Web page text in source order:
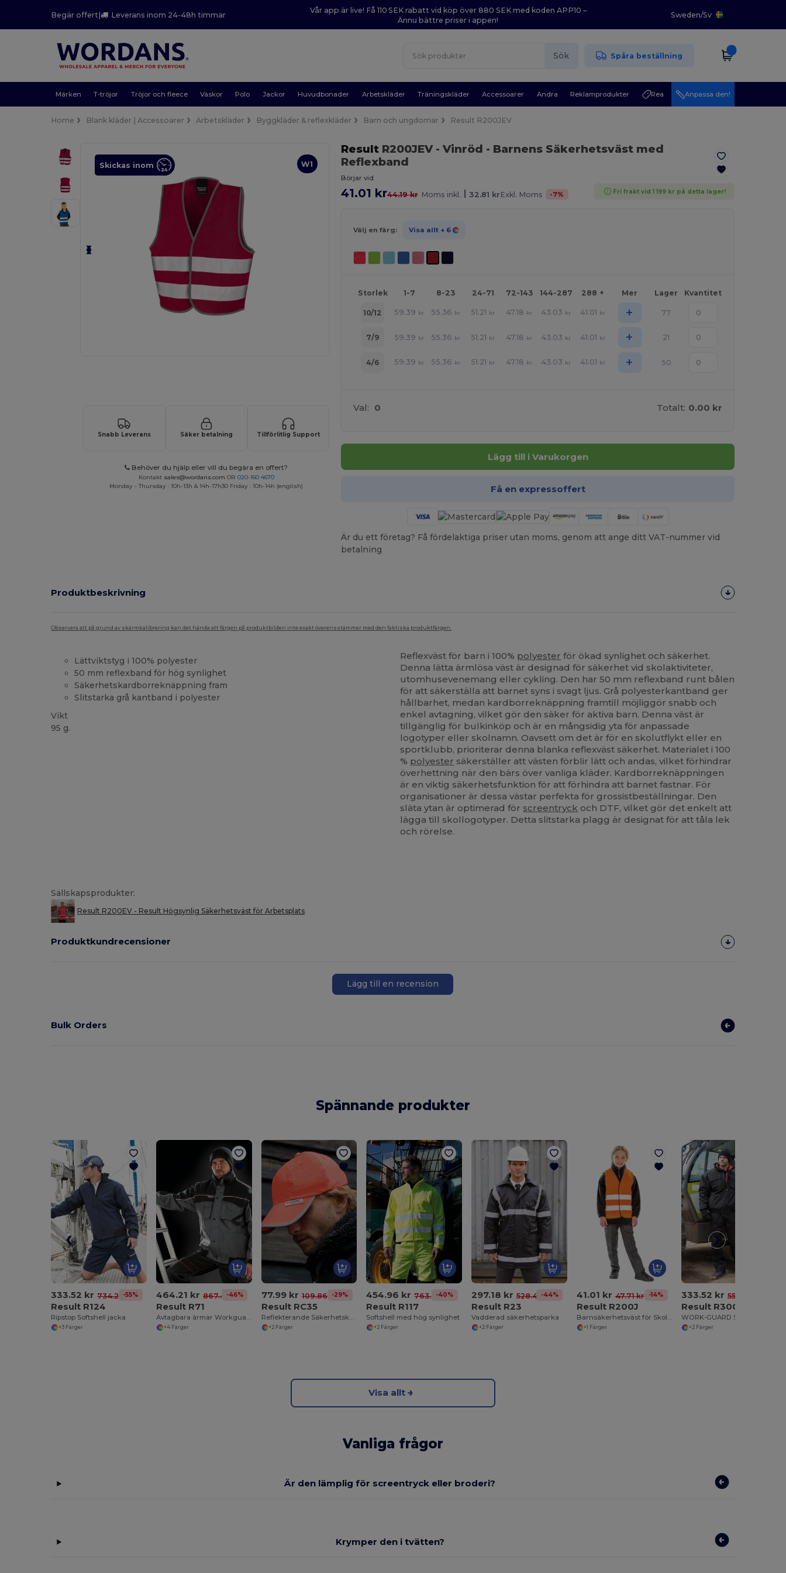
Begär offert| Leverans inom 24-48h timmar
Vår app är live! Få 110 SEK rabatt vid köp över 880 SEK med koden APP10 –
Ännu bättre priser i appen!
Sweden/Sv
Sök Spåra beställning
Märken T-tröjor Tröjor och fleece Väskor Polo Jackor Huvudbonader Arbetskläder Träningskläder Accessoarer Andra Reklamprodukter Rea Anpassa den!
Home Blank kläder | Accessoarer Arbetskläder Byggkläder & reflexkläder Barn och ungdomar Result R200JEV
W1
Skickas inom
Snabb Leverans Säker betalning Tillförlitlig Support
Behöver du hjälp eller vill du begära en offert?
Kontakt sales@wordans.com OR 020-160 4670
Monday - Thursday : 10h-13h & 14h-17h30 Friday : 10h-14h (english)
ResultR200JEV - Vinröd - Barnens Säkerhetsväst med
Reflexband
Börjar vid
41.01 kr44.19 kr Moms inkl. | 32.81 kr Exkl. Moms -7% Fri frakt vid 1 199 kr på detta lager!
Välj en färg: Visa allt + 6
Storlek 1-7 8-23 24-71 72-143 144-287 288 + Mer Lager Kvantitet
10/12 59.39 kr 55.36 kr 51.21 kr 47.18 kr 43.03 kr 41.01 kr + 77
7/9 59.39 kr 55.36 kr 51.21 kr 47.18 kr 43.03 kr 41.01 kr + 21
4/6 59.39 kr 55.36 kr 51.21 kr 47.18 kr 43.03 kr 41.01 kr + 50
Val: 0 Totalt: 0.00 kr
Lägg till i Varukorgen
Få en expressoffert
Är du ett företag? Få fördelaktiga priser utan moms, genom att ange ditt VAT-nummer vid
betalning
Produktbeskrivning
Observera att på grund av skärmkalibrering kan det hända att färgen på produktbilden inte exakt överensstämmer med den faktiska produktfärgen.
Lättviktstyg i 100% polyester
50 mm reflexband för hög synlighet
Säkerhetskardborreknäppning fram
Slitstarka grå kantband i polyester
Vikt
95 g.
Reflexväst för barn i 100% polyester för ökad synlighet och säkerhet.
Denna lätta ärmlösa väst är designad för säkerhet vid skolaktiviteter,
utomhusevenemang eller cykling. Den har 50 mm reflexband runt bålen
för att säkerställa att barnet syns i svagt ljus. Grå polyesterkantband ger
hållbarhet, medan kardborreknäppning framtill möjliggör snabb och
enkel avtagning, vilket gör den säker för aktiva barn. Denna väst är
tillgänglig för bulkinköp och är en mångsidig yta för anpassade
logotyper eller skolnamn. Oavsett om det är för en skolutflykt eller en
sportklubb, prioriterar denna blanka reflexväst säkerhet. Materialet i 100
% polyester säkerställer att västen förblir lätt och andas, vilket förhindrar
överhettning när den bärs över vanliga kläder. Kardborreknäppningen
är en viktig säkerhetsfunktion för att förhindra att barnet fastnar. För
organisationer är dessa västar perfekta för grossistbeställningar. Den
släta ytan är optimerad för screentryck och DTF, vilket gör det enkelt att
lägga till skollogotyper. Detta slitstarka plagg är designat för att tåla lek
och rörelse.
Sällskapsprodukter:
Result R200EV - Result Högsynlig Säkerhetsväst för Arbetsplats
Produktkundrecensioner
Lägg till en recension
Bulk Orders
Spännande produkter
333.52 kr 734.29 kr
-55%
Result R124
Ripstop Softshell jacka
+3 Färger
464.21 kr 867.43 kr
-46%
Result R71
Avtagbara ärmar Workguard Pilot Jacka
+4 Färger
77.99 kr 109.86 kr-29%
Result RC35
Reflekterande Säkerhetskeps för Arbetsplatsen
+2 Färger
454.96 kr 763.41 kr
-40%
Result R117
Softshell med hög synlighet
+2 Färger
297.18 kr 528.49 kr
-44%
Result R23
Vadderad säkerhetsparka
+2 Färger
41.01 kr 47.71 kr -14%
Result R200J
Barnsäkerhetsväst för Skolutflykter och Utomhusbruk
+1 Färger
333.52 kr 559.30 kr
Result R300X
+2 Färger
Visa allt
Vanliga frågor
Är den lämplig för screentryck eller broderi?
Krymper den i tvätten?